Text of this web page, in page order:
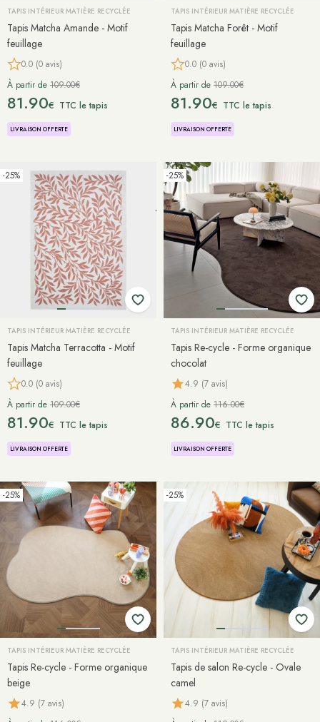
TAPIS INTÉRIEUR MATIÈRE RECYCLÉE
Tapis Matcha Amande - Motif
feuillage
0.0 (0 avis)
À partir de 109.00€
81.90€ TTC le tapis
LIVRAISON OFFERTE
TAPIS INTÉRIEUR MATIÈRE RECYCLÉE
Tapis Matcha Forêt - Motif
feuillage
0.0 (0 avis)
À partir de 109.00€
81.90€ TTC le tapis
LIVRAISON OFFERTE
-25%
TAPIS INTÉRIEUR MATIÈRE RECYCLÉE
Tapis Matcha Terracotta - Motif
feuillage
0.0 (0 avis)
À partir de 109.00€
81.90€ TTC le tapis
LIVRAISON OFFERTE
-25%
TAPIS INTÉRIEUR MATIÈRE RECYCLÉE
Tapis Re-cycle - Forme organique
chocolat
4.9 (7 avis)
À partir de 116.00€
86.90€ TTC le tapis
LIVRAISON OFFERTE
-25%
TAPIS INTÉRIEUR MATIÈRE RECYCLÉE
Tapis Re-cycle - Forme organique
beige
4.9 (7 avis)
-25%
TAPIS INTÉRIEUR MATIÈRE RECYCLÉE
Tapis de salon Re-cycle - Ovale
camel
4.9 (7 avis)